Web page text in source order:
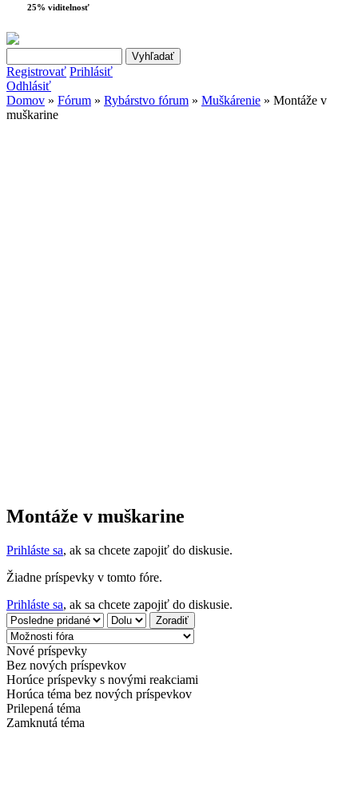
25% viditelnosť
Vyhľadávanie
Registrovať Prihlásiť
Odhlásiť
Nachádzate sa tu
Domov » Fórum » Rybárstvo fórum » Muškárenie » Montáže v
muškarine
Montáže v muškarine
Prihláste sa, ak sa chcete zapojiť do diskusie.
Žiadne príspevky v tomto fóre.
Prihláste sa, ak sa chcete zapojiť do diskusie.
Order by
Zoradiť
Nové príspevky
Bez nových príspevkov
Horúce príspevky s novými reakciami
Horúca téma bez nových príspevkov
Prilepená téma
Zamknutá téma